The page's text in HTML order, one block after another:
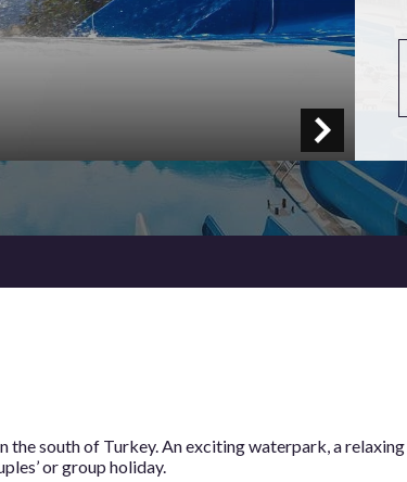
south of Turkey. An exciting waterpark, a relaxing
or group holiday.